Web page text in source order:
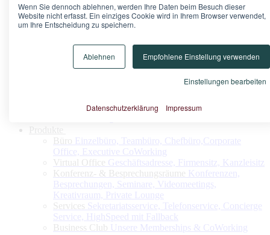
Wenn Sie dennoch ablehnen, werden Ihre Daten beim Besuch dieser
Website nicht erfasst. Ein einziges Cookie wird in Ihrem Browser verwendet,
um Ihre Entscheidung zu speichern.
Einstellungen bearbeiten
Empfohlene Einstellung verwenden
Ablehnen
Datenschutzerklärung Impressum
Stuttgart · KronprinzenpalaisKönigstraße 38
BürokonfiguratorUnser Tipp
Konfigurieren Sie nach Ihrem Bedarf Ihr Virtuelles Büro oder
Produkte
Büro Einzelbüro, Teambüro, Chefbüro,Corporate
Office, Executive CoWorking
Virtual Office Geschäftsadresse, Firmensitz, Kanzleisitz
Konferenz- & Besprechungsräume Konferenzen,
Besprechungen, Seminare, Videomeetings,
Kreativraum, Private Lounge
Services Sekretariatsservice, Telefonservice, Concierge
Service, HighSpeed mit Fallback
Business Club Unsere Memberships & CoWorking